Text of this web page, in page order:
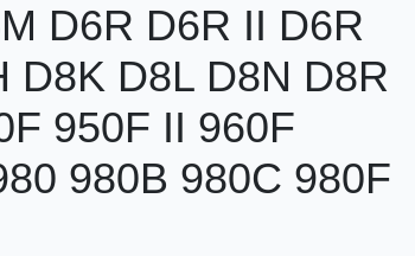
D6R D6R II D6R
D8K D8L D8N D8R
950F II 960F
980B 980C 980F